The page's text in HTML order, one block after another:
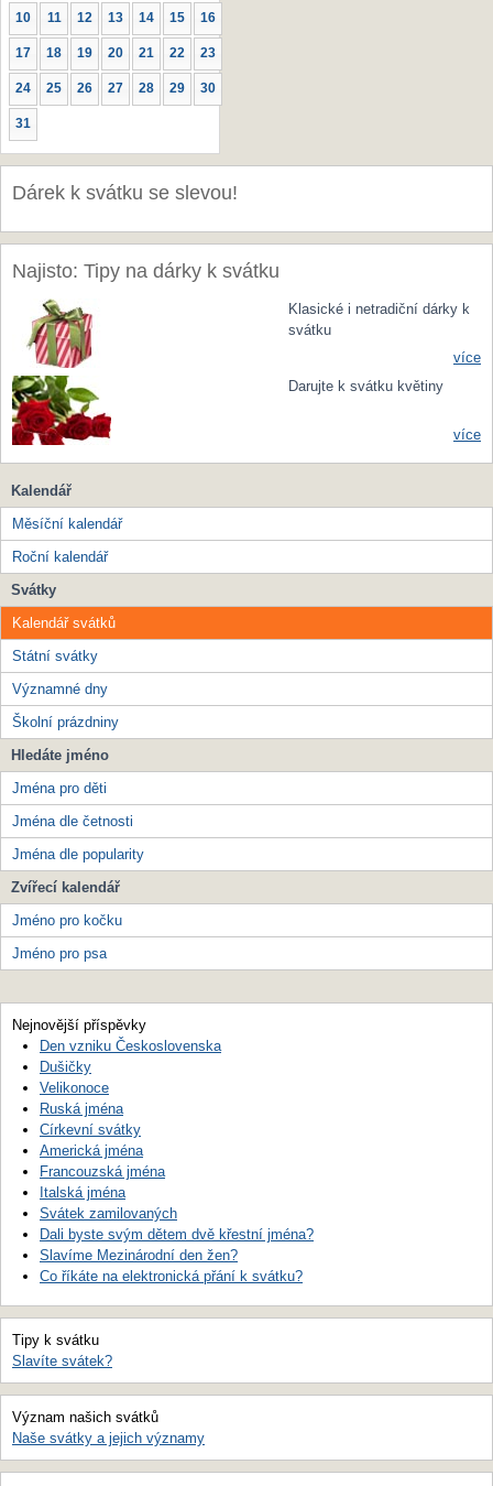
10 11 12 13 14 15 16
17 18 19 20 21 22 23
24 25 26 27 28 29 30
31
Dárek k svátku se slevou!
Najisto: Tipy na dárky k svátku
Klasické i netradiční dárky k
svátku
více
Darujte k svátku květiny
více
Kalendář
Měsíční kalendář
Roční kalendář
Svátky
Kalendář svátků
Státní svátky
Významné dny
Školní prázdniny
Hledáte jméno
Jména pro děti
Jména dle četnosti
Jména dle popularity
Zvířecí kalendář
Jméno pro kočku
Jméno pro psa
Nejnovější příspěvky
Den vzniku Československa
Dušičky
Velikonoce
Ruská jména
Církevní svátky
Americká jména
Francouzská jména
Italská jména
Svátek zamilovaných
Dali byste svým dětem dvě křestní jména?
Slavíme Mezinárodní den žen?
Co říkáte na elektronická přání k svátku?
Tipy k svátku
Slavíte svátek?
Význam našich svátků
Naše svátky a jejich významy